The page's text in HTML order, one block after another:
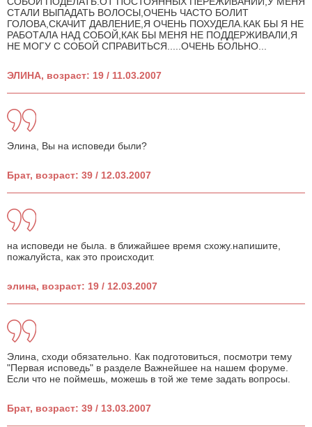
СТАЛИ ВЫПАДАТЬ ВОЛОСЫ,ОЧЕНЬ ЧАСТО БОЛИТ
ГОЛОВА,СКАЧИТ ДАВЛЕНИЕ,Я ОЧЕНЬ ПОХУДЕЛА.КАК БЫ Я НЕ
РАБОТАЛА НАД СОБОЙ,КАК БЫ МЕНЯ НЕ ПОДДЕРЖИВАЛИ,Я
НЕ МОГУ С СОБОЙ СПРАВИТЬСЯ.....ОЧЕНЬ БОЛЬНО...
ЭЛИНА, возраст: 19 / 11.03.2007
Элина, Вы на исповеди были?
Брат, возраст: 39 / 12.03.2007
на исповеди не была. в ближайшее время схожу.напишите,
пожалуйста, как это происходит.
элина, возраст: 19 / 12.03.2007
Элина, сходи обязательно. Как подготовиться, посмотри тему
"Первая исповедь" в разделе Важнейшее на нашем форуме.
Если что не поймешь, можешь в той же теме задать вопросы.
Брат, возраст: 39 / 13.03.2007